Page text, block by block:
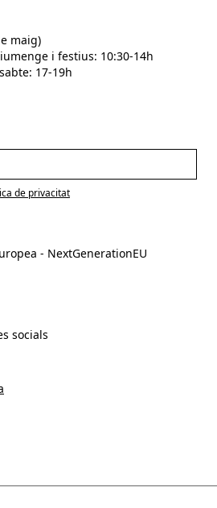
maig)
i festius: 10:30-14h
17-19h
de privacitat
- NextGenerationEU
socials